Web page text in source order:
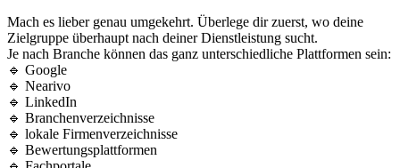
Mach es lieber genau umgekehrt. Überlege dir zuerst, wo deine
Zielgruppe überhaupt nach deiner Dienstleistung sucht.
Je nach Branche können das ganz unterschiedliche Plattformen sein:
🔹 Google
🔹 Nearivo
🔹 LinkedIn
🔹 Branchenverzeichnisse
🔹 lokale Firmenverzeichnisse
🔹 Bewertungsplattformen